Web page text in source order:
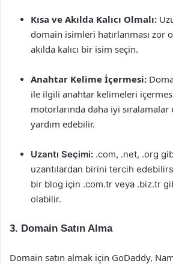
Kısa ve Akılda Kalıcı Olmalı:
domain isimleri hatırlanması zor
akılda kalıcı bir isim seçin.
Anahtar Kelime İçermesi:
ile ilgili anahtar kelimeleri
motorlarında daha iyi sıralamalar
yardım edebilir.
Uzantı Seçimi: .com, .net, .org
uzantılardan birini tercih
bir blog için .com.tr veya .biz.tr
olabilir.
3. Domain Satın Alma
Domain satın almak için GoDaddy,